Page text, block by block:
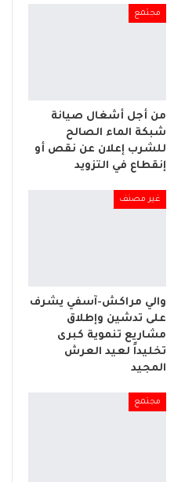
مجتمع
من أجل أشغال صيانة
شبكة الماء الصالح
للشرب إعلان عن نقص أو
إنقطاع في التزويد
غير مصنف
والي مراكش-آسفي يشرف
على تدشين وإطلاق
مشاريع تنموية كبرى
تخليداً لعيد العرش
المجيد
مجتمع